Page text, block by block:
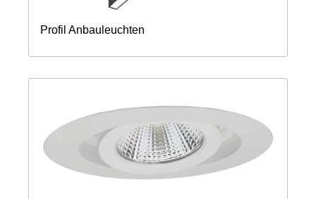
Profil Anbauleuchten